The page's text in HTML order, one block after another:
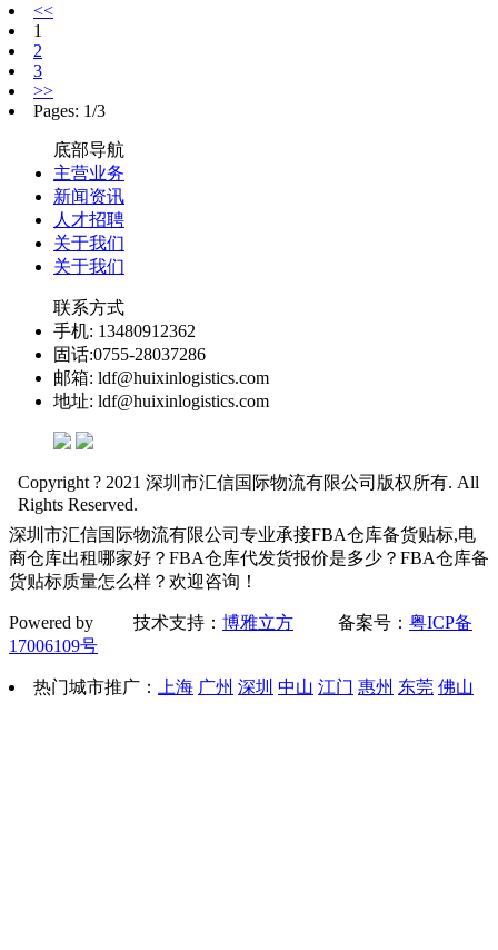
<<
1
2
3
>>
Pages: 1/3
底部导航
主营业务
新闻资讯
人才招聘
关于我们
关于我们
联系方式
手机: 13480912362
固话:0755-28037286
邮箱: ldf@huixinlogistics.com
地址: ldf@huixinlogistics.com
Copyright ? 2021 深圳市汇信国际物流有限公司版权所有. All
Rights Reserved.
深圳市汇信国际物流有限公司专业承接FBA仓库备货贴标,电
商仓库出租哪家好？FBA仓库代发货报价是多少？FBA仓库备
货贴标质量怎么样？欢迎咨询！
Powered by 技术支持： 博雅立方 备案号： 粤ICP备
17006109号
热门城市推广： 上海 广州 深圳 中山 江门 惠州 东莞 佛山